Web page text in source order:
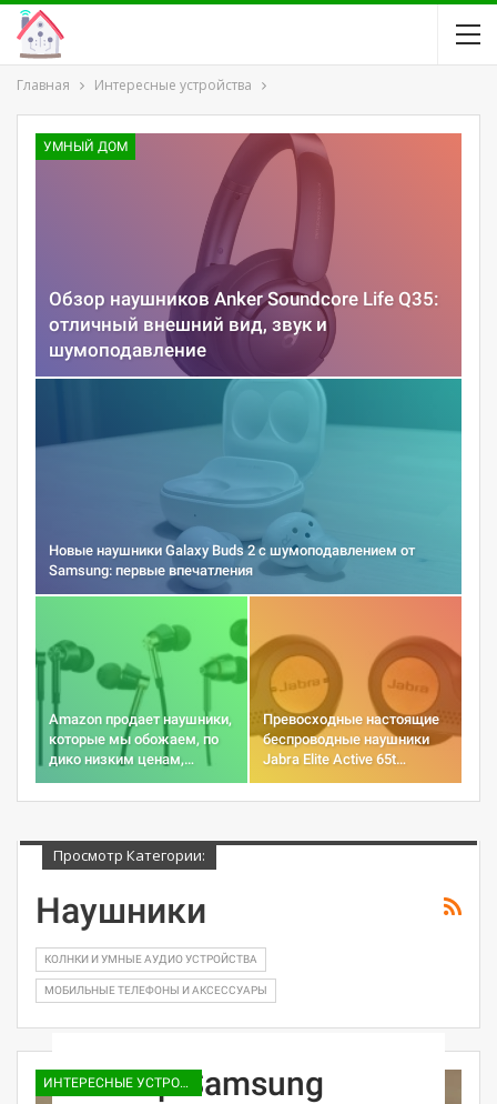
Главная Интересные устройства
УМНЫЙ ДОМ
Обзор наушников Anker Soundcore Life Q35:
отличный внешний вид, звук и
шумоподавление
Новые наушники Galaxy Buds 2 с шумоподавлением от
Samsung: первые впечатления
Amazon продает наушники,
которые мы обожаем, по
дико низким ценам,…
Превосходные настоящие
беспроводные наушники
Jabra Elite Active 65t…
Просмотр Категории:
Наушники
КОЛНКИ И УМНЫЕ АУДИО УСТРОЙСТВА
МОБИЛЬНЫЕ ТЕЛЕФОНЫ И АКСЕССУАРЫ
ИНТЕРЕСНЫЕ УСТРОЙСТВА
Обзор Samsung